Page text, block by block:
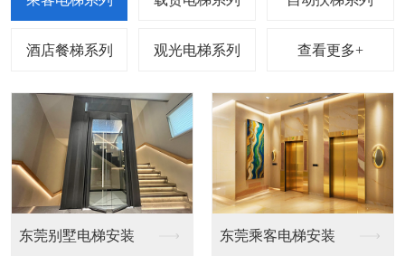
查看更多+
装 东莞乘客电梯安装 东莞载货电梯安